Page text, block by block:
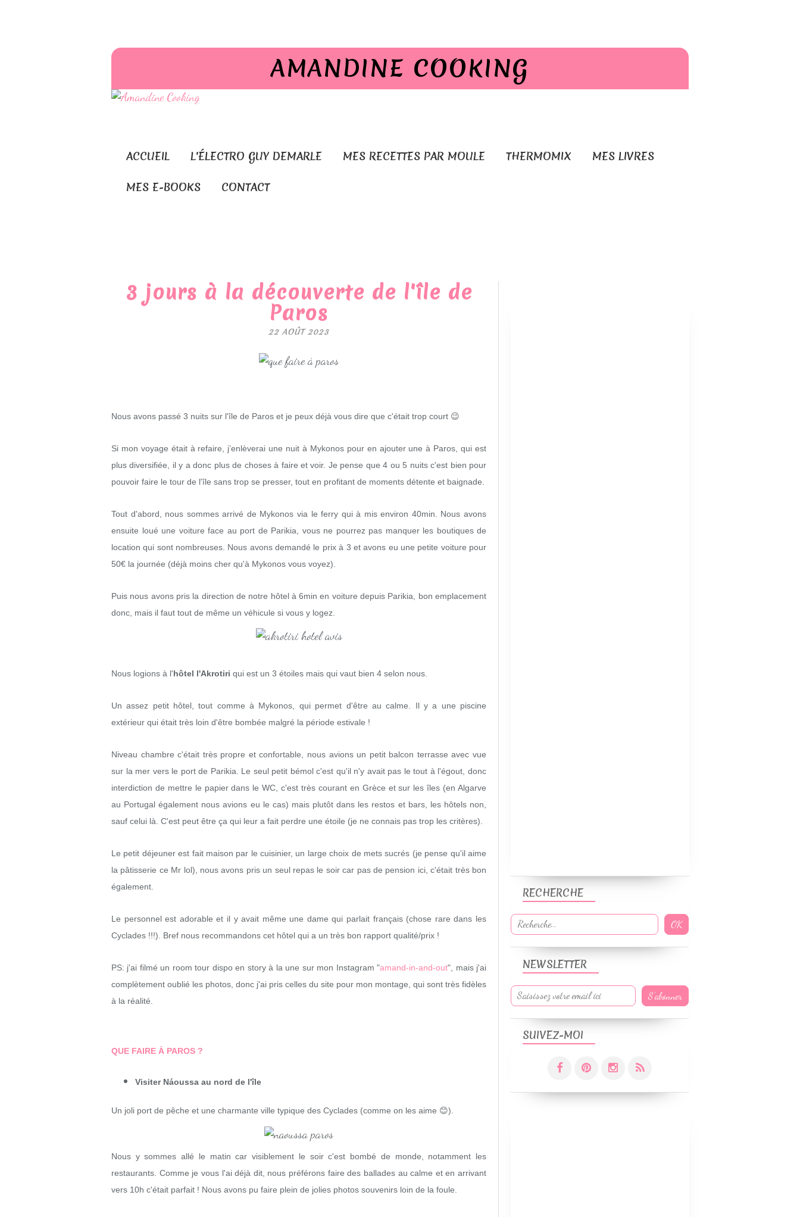
AMANDINE COOKING
ACCUEIL L'ÉLECTRO GUY DEMARLE MES RECETTES PAR MOULE THERMOMIX MES LIVRES
MES E-BOOKS CONTACT
3 jours à la découverte de l'île de
Paros
22 AOÛT 2023
Nous avons passé 3 nuits sur l'île de Paros et je peux déjà vous dire que c'était trop court 😉
Si mon voyage était à refaire, j’enlèverai une nuit à Mykonos pour en ajouter une à Paros, qui est
plus diversifiée, il y a donc plus de choses à faire et voir. Je pense que 4 ou 5 nuits c'est bien pour
pouvoir faire le tour de l'île sans trop se presser, tout en profitant de moments détente et baignade.
Tout d'abord, nous sommes arrivé de Mykonos via le ferry qui à mis environ 40min. Nous avons
ensuite loué une voiture face au port de Parikia, vous ne pourrez pas manquer les boutiques de
location qui sont nombreuses. Nous avons demandé le prix à 3 et avons eu une petite voiture pour
50€ la journée (déjà moins cher qu'à Mykonos vous voyez).
Puis nous avons pris la direction de notre hôtel à 6min en voiture depuis Parikia, bon emplacement
donc, mais il faut tout de même un véhicule si vous y logez.
Nous logions à l'hôtel l'Akrotiri qui est un 3 étoiles mais qui vaut bien 4 selon nous.
Un assez petit hôtel, tout comme à Mykonos, qui permet d'être au calme. Il y a une piscine
extérieur qui était très loin d'être bombée malgré la période estivale !
Niveau chambre c'était très propre et confortable, nous avions un petit balcon terrasse avec vue
sur la mer vers le port de Parikia. Le seul petit bémol c'est qu'il n'y avait pas le tout à l'égout, donc
interdiction de mettre le papier dans le WC, c'est très courant en Grèce et sur les îles (en Algarve
au Portugal également nous avions eu le cas) mais plutôt dans les restos et bars, les hôtels non,
sauf celui là. C'est peut être ça qui leur a fait perdre une étoile (je ne connais pas trop les critères).
Le petit déjeuner est fait maison par le cuisinier, un large choix de mets sucrés (je pense qu'il aime
la pâtisserie ce Mr lol), nous avons pris un seul repas le soir car pas de pension ici, c'était très bon
également.
Le personnel est adorable et il y avait même une dame qui parlait français (chose rare dans les
Cyclades !!!). Bref nous recommandons cet hôtel qui a un très bon rapport qualité/prix !
PS: j'ai filmé un room tour dispo en story à la une sur mon Instagram "amand-in-and-out", mais j'ai
complètement oublié les photos, donc j'ai pris celles du site pour mon montage, qui sont très fidèles
à la réalité.
QUE FAIRE À PAROS ?
Visiter Náoussa au nord de l'île
Un joli port de pêche et une charmante ville typique des Cyclades (comme on les aime 😊).
Nous y sommes allé le matin car visiblement le soir c'est bombé de monde, notamment les
restaurants. Comme je vous l'ai déjà dit, nous préférons faire des ballades au calme et en arrivant
vers 10h c'était parfait ! Nous avons pu faire plein de jolies photos souvenirs loin de la foule.
NEWSLETTER
SUIVEZ-MOI
RECHERCHE